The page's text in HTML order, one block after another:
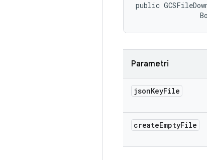
public
Parametri
jsonKeyFile
createEmptyFile